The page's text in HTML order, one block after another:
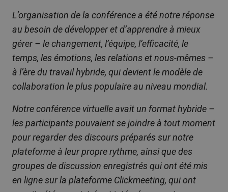
L’organisation de la conférence a été notre réponse
au besoin de développer et d’apprendre à mieux
gérer – le changement, l’équipe, l’efficacité, le
temps, les émotions, les relations et nous-mêmes –
à l’ère du travail hybride, qui devient le modèle de
collaboration le plus populaire au niveau mondial.
Notre conférence virtuelle avait un format hybride –
les participants pouvaient se joindre à tout moment
pour regarder des discours préparés sur notre
plateforme à leur propre rythme, ainsi que des
groupes de discussion enregistrés qui ont été mis
en ligne sur la plateforme Clickmeeting, qui ont